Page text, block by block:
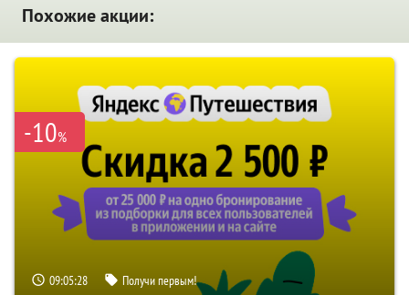
Похожие акции:
-10%
09:05:27 Получи первым!